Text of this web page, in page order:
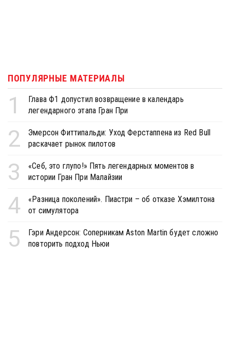
ПОПУЛЯРНЫЕ МАТЕРИАЛЫ
1
Глава Ф1 допустил возвращение в календарь
легендарного этапа Гран При
2
Эмерсон Фиттипальди: Уход Ферстаппена из Red Bull
раскачает рынок пилотов
3
«Себ, это глупо!» Пять легендарных моментов в
истории Гран При Малайзии
4
«Разница поколений». Пиастри – об отказе Хэмилтона
от симулятора
5
Гэри Андерсон: Соперникам Aston Martin будет сложно
повторить подход Ньюи